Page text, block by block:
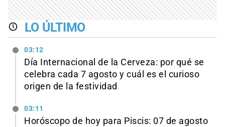
LO ÚLTIMO
03:12
Día Internacional de la Cerveza: por qué se
celebra cada 7 agosto y cuál es el curioso
origen de la festividad
03:11
Horóscopo de hoy para Piscis: 07 de agosto